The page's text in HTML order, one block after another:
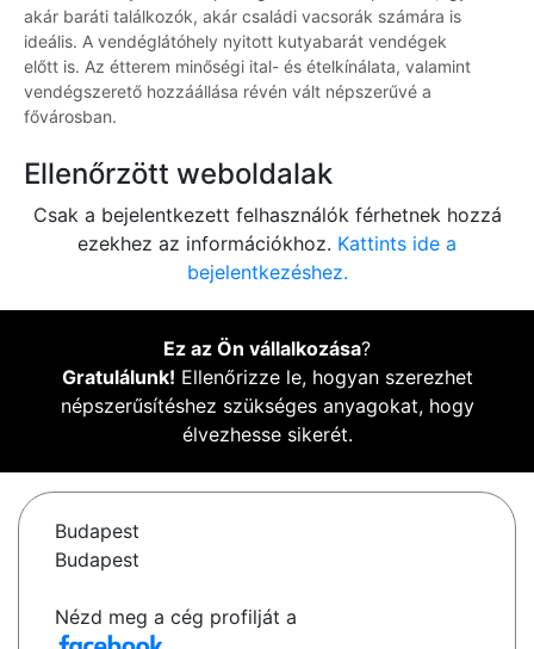
akár baráti találkozók, akár családi vacsorák számára is
ideális. A vendéglátóhely nyitott kutyabarát vendégek
előtt is. Az étterem minőségi ital- és ételkínálata, valamint
vendégszerető hozzáállása révén vált népszerűvé a
fővárosban.
Ellenőrzött weboldalak
Csak a bejelentkezett felhasználók férhetnek hozzá
ezekhez az információkhoz. Kattints ide a
bejelentkezéshez.
Ez az Ön vállalkozása?
Gratulálunk! Ellenőrizze le, hogyan szerezhet
népszerűsítéshez szükséges anyagokat, hogy
élvezhesse sikerét.
Budapest
Budapest
Nézd meg a cég profilját a